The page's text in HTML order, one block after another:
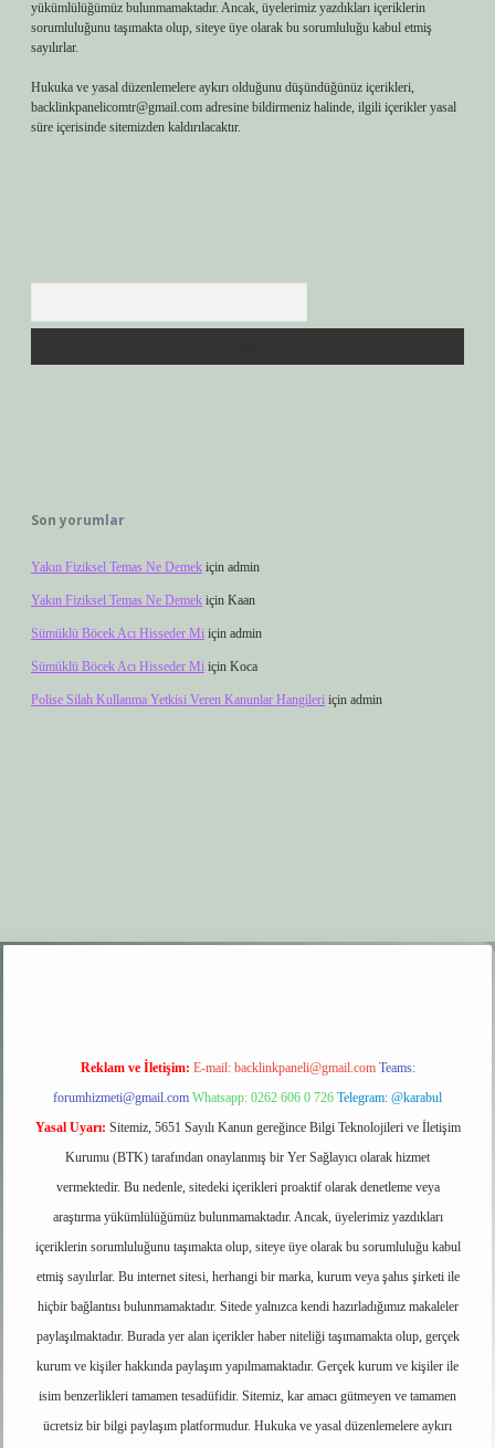
yükümlülüğümüz bulunmamaktadır. Ancak, üyelerimiz yazdıkları içeriklerin
sorumluluğunu taşımakta olup, siteye üye olarak bu sorumluluğu kabul etmiş
sayılırlar.
Hukuka ve yasal düzenlemelere aykırı olduğunu düşündüğünüz içerikleri,
backlinkpanelicomtr@gmail.com adresine bildirmeniz halinde, ilgili içerikler yasal
süre içerisinde sitemizden kaldırılacaktır.
Son yorumlar
Yakın Fiziksel Temas Ne Demek için admin
Yakın Fiziksel Temas Ne Demek için Kaan
Sümüklü Böcek Acı Hisseder Mi için admin
Sümüklü Böcek Acı Hisseder Mi için Koca
Polise Silah Kullanma Yetkisi Veren Kanunlar Hangileri için admin
elexbet giriş
Reklam ve İletişim: E-mail: backlinkpaneli@gmail.com Teams:
forumhizmeti@gmail.com Whatsapp: 0262 606 0 726 Telegram: @karabul
Yasal Uyarı: Sitemiz, 5651 Sayılı Kanun gereğince Bilgi Teknolojileri ve İletişim
Kurumu (BTK) tarafından onaylanmış bir Yer Sağlayıcı olarak hizmet
vermektedir. Bu nedenle, sitedeki içerikleri proaktif olarak denetleme veya
araştırma yükümlülüğümüz bulunmamaktadır. Ancak, üyelerimiz yazdıkları
içeriklerin sorumluluğunu taşımakta olup, siteye üye olarak bu sorumluluğu kabul
etmiş sayılırlar. Bu internet sitesi, herhangi bir marka, kurum veya şahıs şirketi ile
hiçbir bağlantısı bulunmamaktadır. Sitede yalnızca kendi hazırladığımız makaleler
paylaşılmaktadır. Burada yer alan içerikler haber niteliği taşımamakta olup, gerçek
kurum ve kişiler hakkında paylaşım yapılmamaktadır. Gerçek kurum ve kişiler ile
isim benzerlikleri tamamen tesadüfidir. Sitemiz, kar amacı gütmeyen ve tamamen
ücretsiz bir bilgi paylaşım platformudur. Hukuka ve yasal düzenlemelere aykırı